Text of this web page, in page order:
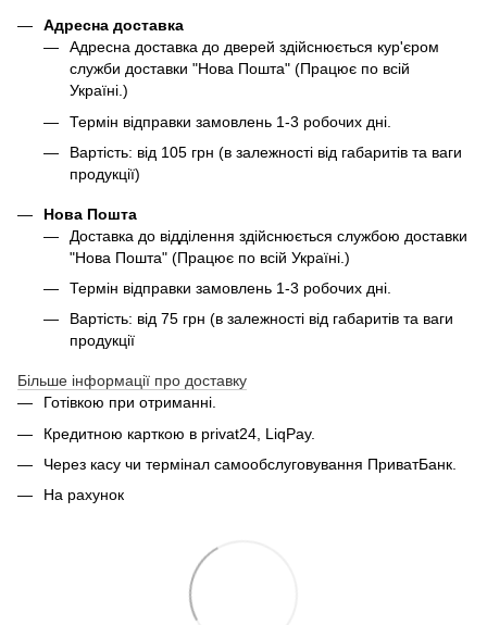
Адресна доставка
Адресна доставка до дверей здійснюється кур'єром
служби доставки "Нова Пошта" (Працює по всій
Україні.)
Термін відправки замовлень 1-3 робочих дні.
Вартість: від 105 грн (в залежності від габаритів та ваги
продукції)
Нова Пошта
Доставка до відділення здійснюється службою доставки
"Нова Пошта" (Працює по всій Україні.)
Термін відправки замовлень 1-3 робочих дні.
Вартість: від 75 грн (в залежності від габаритів та ваги
продукції
Більше інформації про доставку
Готівкою при отриманні.
Кредитною карткою в privat24, LiqPay.
Через касу чи термінал самообслуговування ПриватБанк.
На рахунок